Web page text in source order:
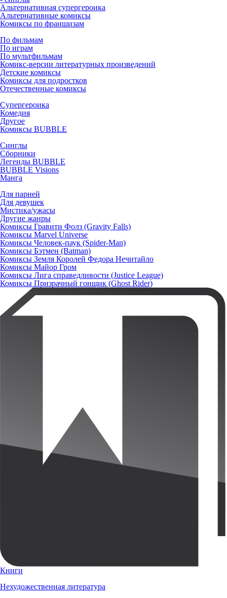
Альтернативная супергероика
Альтернативные комиксы
Комиксы по франшизам
По фильмам
По играм
По мультфильмам
Комикс-версии литературных произведений
Детские комиксы
Комиксы для подростков
Отечественные комиксы
Супергероика
Комедия
Другое
Комиксы BUBBLE
Синглы
Сборники
Легенды BUBBLE
BUBBLE Visions
Манга
Для парней
Для девушек
Мистика/ужасы
Другие жанры
Комиксы Гравити Фолз (Gravity Falls)
Комиксы Marvel Universe
Комиксы Человек-паук (Spider-Man)
Комиксы Бэтмен (Batman)
Комиксы Земля Королей Федора Нечитайло
Комиксы Майор Гром
Комиксы Лига справедливости (Justice League)
Комиксы Призрачный гонщик (Ghost Rider)
Книги
Нехудожественная литература